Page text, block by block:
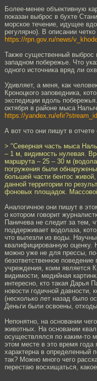
Более-менее объективную
показан выброс в бухте
морское течение, идущее
регулярно). В описании
https://rpn.gov.ru/news/
Также существенный выброс
западном побережье. Что
одного источника вряд ли
Удивляет, а меня, как
Кроноцкого заповедника,
экспедиции вдоль
октября в районе мыса
https://yandex.ru/
А вот что они пишут в
> "Северная часть мыса
– 1 м, видимость нулевая.
маршрута – 25 – 30 м
погружения были
большей части бентос
данной территории по
фоновых площадок.
Аналогичное они пишут в
о котором говорит
Паничева не следит за тем,
поддерживает водолаза,
что вылезли из воды.
квалифицированную оценку.
можно уже не для прессы,
безответственное
учреждения, коим является
видимости, медийная
интересно, кто такая Дарья
новости годичной давности,
(несколько лет назад было
Деньги были освоены,
Непонятно, на основании
животных. На основании
осуществлялся по каким-то
этом месте в это время
характерна в определенный
так? Можно много чего
перестаю восхищаться,